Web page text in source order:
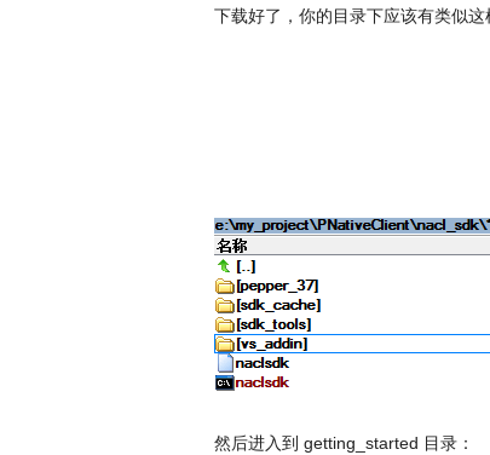
下载好了，你的目录下应该有类似
然后进入到 getting_started 目录：